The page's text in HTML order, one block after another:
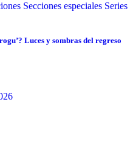
Secciones especiales Series
Luces y sombras del regreso